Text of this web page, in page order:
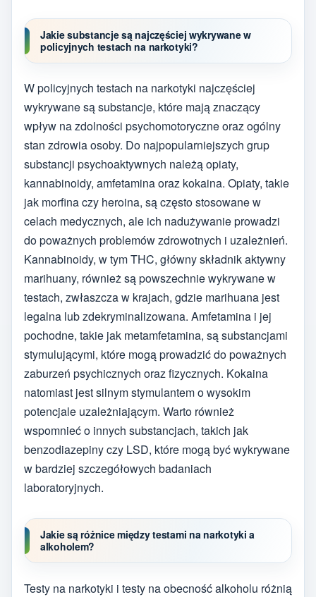
Jakie substancje są najczęściej wykrywane w
policyjnych testach na narkotyki?
W policyjnych testach na narkotyki najczęściej
wykrywane są substancje, które mają znaczący
wpływ na zdolności psychomotoryczne oraz ogólny
stan zdrowia osoby. Do najpopularniejszych grup
substancji psychoaktywnych należą opiaty,
kannabinoidy, amfetamina oraz kokaina. Opiaty, takie
jak morfina czy heroina, są często stosowane w
celach medycznych, ale ich nadużywanie prowadzi
do poważnych problemów zdrowotnych i uzależnień.
Kannabinoidy, w tym THC, główny składnik aktywny
marihuany, również są powszechnie wykrywane w
testach, zwłaszcza w krajach, gdzie marihuana jest
legalna lub zdekryminalizowana. Amfetamina i jej
pochodne, takie jak metamfetamina, są substancjami
stymulującymi, które mogą prowadzić do poważnych
zaburzeń psychicznych oraz fizycznych. Kokaina
natomiast jest silnym stymulantem o wysokim
potencjale uzależniającym. Warto również
wspomnieć o innych substancjach, takich jak
benzodiazepiny czy LSD, które mogą być wykrywane
w bardziej szczegółowych badaniach
laboratoryjnych.
Jakie są różnice między testami na narkotyki a
alkoholem?
Testy na narkotyki i testy na obecność alkoholu różnią